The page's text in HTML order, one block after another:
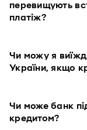
перевищують
платіж?
Чи можу я
України, якщо
Чи може банк
кредитом?